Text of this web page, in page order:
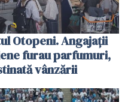
Otopeni. Angajații
furau parfumuri,
vânzării